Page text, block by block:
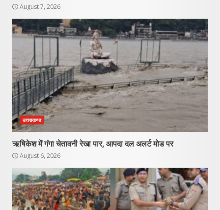
August 7, 2026
उत्तराखण्ड
ऋषिकेश में गंगा चेतावनी रेखा पार, आपदा दल अलर्ट मोड पर
August 6, 2026